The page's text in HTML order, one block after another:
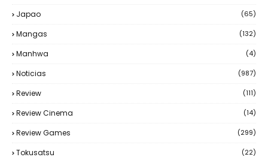
Japao (65)
Mangas (132)
Manhwa (4)
Noticias (987)
Review (111)
Review Cinema (14)
Review Games (299)
Tokusatsu (22)